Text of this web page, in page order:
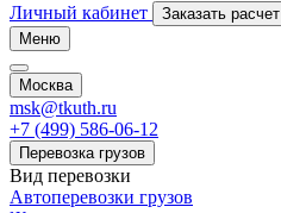
Личный кабинет
Заказать расчет
Меню
Москва
msk@tkuth.ru
+7 (499) 586-06-12
Перевозка грузов
Вид перевозки
Автоперевозки грузов